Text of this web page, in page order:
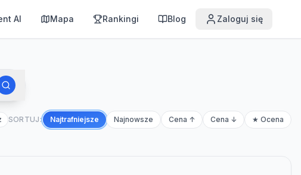
AI Mapa Rankingi Blog Zaloguj się
SORTUJ: Najtrafniejsze Najnowsze Cena ↑ Cena ↓ ★ Ocena